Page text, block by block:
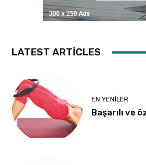
LATEST ARTICLES
EN YENILER
Başarılı ve